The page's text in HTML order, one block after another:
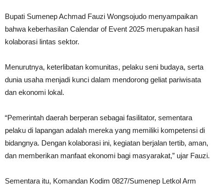
Bupati Sumenep Achmad Fauzi Wongsojudo menyampaikan
bahwa keberhasilan Calendar of Event 2025 merupakan hasil
kolaborasi lintas sektor.
Menurutnya, keterlibatan komunitas, pelaku seni budaya, serta
dunia usaha menjadi kunci dalam mendorong geliat pariwisata
dan ekonomi lokal.
“Pemerintah daerah berperan sebagai fasilitator, sementara
pelaku di lapangan adalah mereka yang memiliki kompetensi di
bidangnya. Dengan kolaborasi ini, kegiatan berjalan tertib, aman,
dan memberikan manfaat ekonomi bagi masyarakat,” ujar Fauzi.
Sementara itu, Komandan Kodim 0827/Sumenep Letkol Arm